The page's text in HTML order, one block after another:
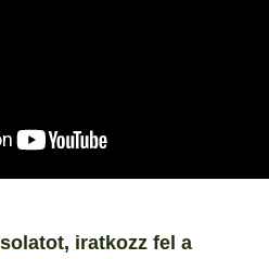
iratkozz fel a